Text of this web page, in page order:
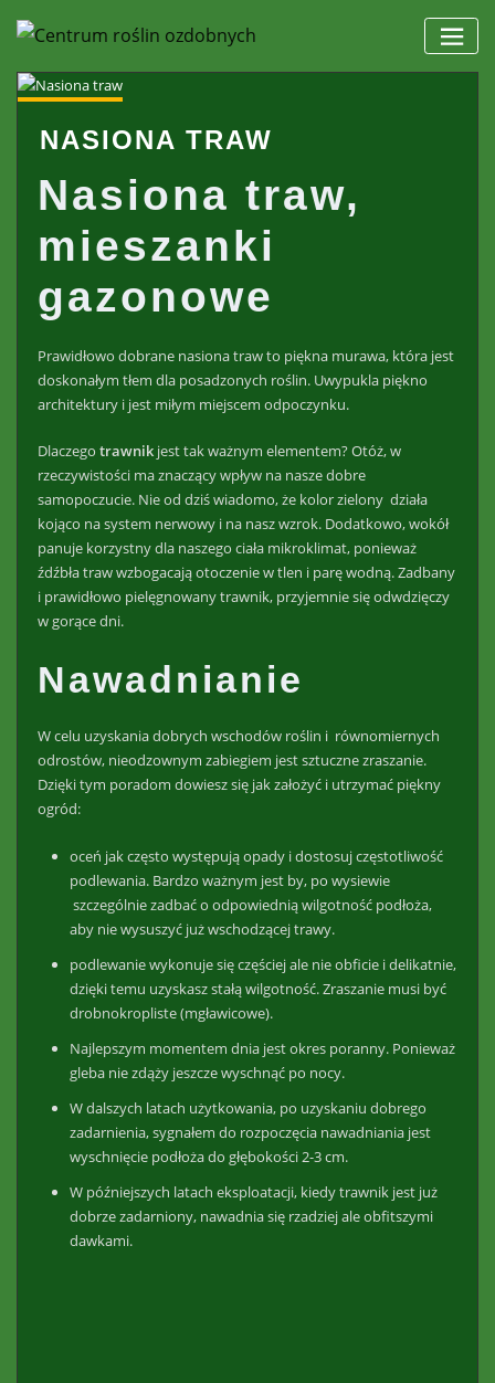
NASIONA TRAW
Nasiona traw,
mieszanki
gazonowe
Prawidłowo dobrane nasiona traw to piękna murawa, która jest
doskonałym tłem dla posadzonych roślin. Uwypukla piękno
architektury i jest miłym miejscem odpoczynku.
Dlaczego trawnik jest tak ważnym elementem? Otóż, w
rzeczywistości ma znaczący wpływ na nasze dobre
samopoczucie. Nie od dziś wiadomo, że kolor zielony działa
kojąco na system nerwowy i na nasz wzrok. Dodatkowo, wokół
panuje korzystny dla naszego ciała mikroklimat, ponieważ
źdźbła traw wzbogacają otoczenie w tlen i parę wodną. Zadbany
i prawidłowo pielęgnowany trawnik, przyjemnie się odwdzięczy
w gorące dni.
Nawadnianie
W celu uzyskania dobrych wschodów roślin i równomiernych
odrostów, nieodzownym zabiegiem jest sztuczne zraszanie.
Dzięki tym poradom dowiesz się jak założyć i utrzymać piękny
ogród:
oceń jak często występują opady i dostosuj częstotliwość
podlewania. Bardzo ważnym jest by, po wysiewie
szczególnie zadbać o odpowiednią wilgotność podłoża,
aby nie wysuszyć już wschodzącej trawy.
podlewanie wykonuje się częściej ale nie obficie i delikatnie,
dzięki temu uzyskasz stałą wilgotność. Zraszanie musi być
drobnokropliste (mgławicowe).
Najlepszym momentem dnia jest okres poranny. Ponieważ
gleba nie zdąży jeszcze wyschnąć po nocy.
W dalszych latach użytkowania, po uzyskaniu dobrego
zadarnienia, sygnałem do rozpoczęcia nawadniania jest
wyschnięcie podłoża do głębokości 2-3 cm.
W późniejszych latach eksploatacji, kiedy trawnik jest już
dobrze zadarniony, nawadnia się rzadziej ale obfitszymi
dawkami.